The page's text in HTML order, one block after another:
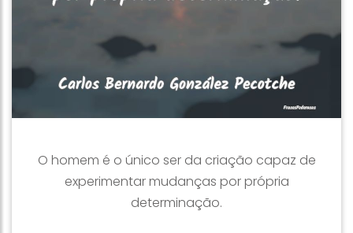
O homem é o único ser da criação capaz de
experimentar mudanças por própria
determinação.